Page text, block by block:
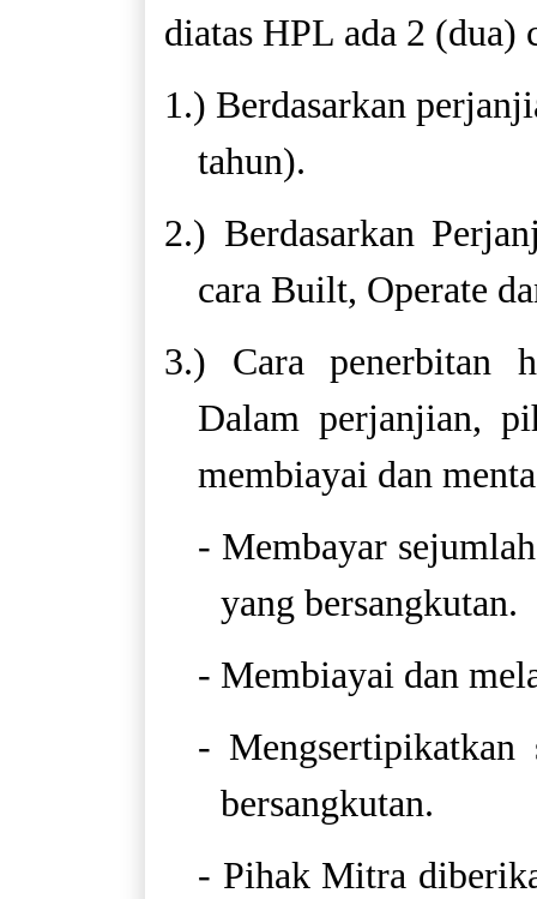
diatas HPL ada 2 (dua)
1.) Berdasarkan
tahun).
2.) Berdasarkan
cara Built, Operate
3.) Cara penerbitan
Dalam perjanjian,
membiayai dan
- Membayar
yang bersangkutan.
- Membiayai dan
- Mengsertipikatkan
bersangkutan.
- Pihak Mitra